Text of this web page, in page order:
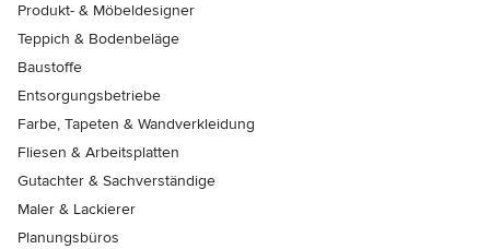
Produkt- & Möbeldesigner
Teppich & Bodenbeläge
Baustoffe
Entsorgungsbetriebe
Farbe, Tapeten & Wandverkleidung
Fliesen & Arbeitsplatten
Gutachter & Sachverständige
Maler & Lackierer
Planungsbüros